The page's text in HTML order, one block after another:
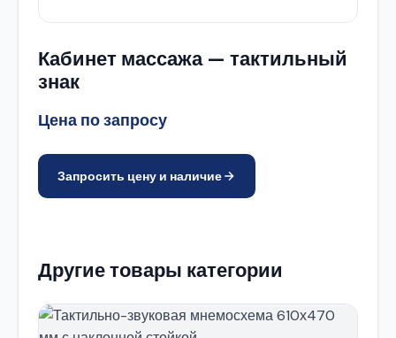
Кабинет массажа — тактильный
знак
Цена по запросу
Запросить цену и наличие
Другие товары категории